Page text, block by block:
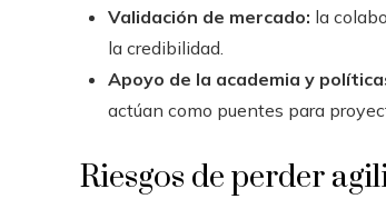
Validación de mercado: la
la credibilidad.
Apoyo de la academia y
actúan como puentes para
Riesgos de perder